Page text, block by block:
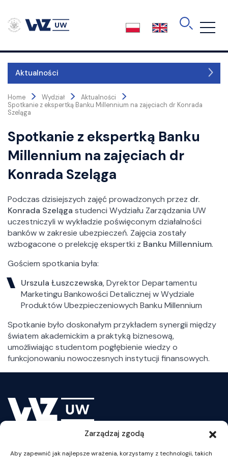
Zarządzaj zgodą
Aby zapewnić jak najlepsze wrażenia, korzystamy z technologii, takich
content
Aktualności
Kierunki
O wydziale
Władze
Kolegium dziekańskie
Rada Wydziału
Rada Biznesu
International Advisory Committee
Akredytacje
Struktura
Centra Naukowo – Badawcze
Biblioteka
Sekcja Wydawnicza WZ UW
Działania
Projekty
Konferencje
Badania
Ogólne
Jakość kształcenia
Pełnomocnik ds. równości na Wydziale Zarządzania
Home > Wydział > Aktualności >
Spotkanie z ekspertką Banku Millennium na zajęciach dr Konrada
Szeląga
Spotkanie z ekspertką Banku
Millennium na zajęciach dr
Konrada Szeląga
Podczas dzisiejszych zajęć prowadzonych przez dr.
Konrada Szeląga studenci Wydziału Zarządzania UW
uczestniczyli w wykładzie poświęconym działalności
banków w zakresie ubezpieczeń. Zajęcia zostały
wzbogacone o prelekcję ekspertki z Banku Millennium.
Gościem spotkania była:
Urszula Łuszczewska, Dyrektor Departamentu
Marketingu Bankowości Detalicznej w Wydziale
Produktów Ubezpieczeniowych Banku Millennium
Spotkanie było doskonałym przykładem synergii między
światem akademickim a praktyką biznesową,
umożliwiając studentom pogłębienie wiedzy o
funkcjonowaniu nowoczesnych instytucji finansowych.